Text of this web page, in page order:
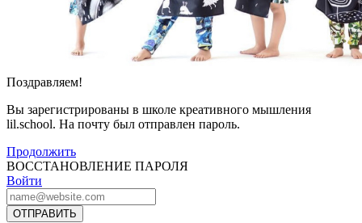
Поздравляем!
Вы зарегистрированы в школе креативного мышления
lil.school. На почту был отправлен пароль.
Продолжить
ВОССТАНОВЛЕНИЕ ПАРОЛЯ
Войти
ОТПРАВИТЬ